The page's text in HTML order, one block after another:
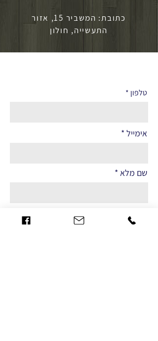
כתובת: המשביר 15, אזור
התעשייה, חולון
טלפון
אימייל
שם מלא